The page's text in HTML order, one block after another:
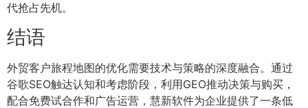
代抢占先机。
结语
外贸客户旅程地图的优化需要技术与策略的深度融合。通过
谷歌SEO触达认知和考虑阶段，利用GEO推动决策与购买，
配合免费试合作和广告运营，慧新软件为企业提供了一条低